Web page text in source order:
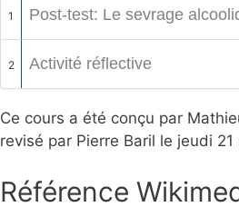
1 Post-test: Le sevrage
2 Activité réflective
Ce cours a été conçu par
revisé par Pierre Baril le jeudi
Référence